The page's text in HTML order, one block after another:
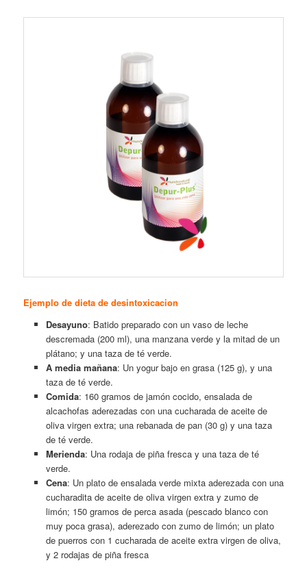
Ejemplo de dieta de desintoxicacion
Desayuno: Batido preparado con un vaso de leche
descremada (200 ml), una manzana verde y la mitad de un
plátano; y una taza de té verde.
A media mañana: Un yogur bajo en grasa (125 g), y una
taza de té verde.
Comida: 160 gramos de jamón cocido, ensalada de
alcachofas aderezadas con una cucharada de aceite de
oliva virgen extra; una rebanada de pan (30 g) y una taza
de té verde.
Merienda: Una rodaja de piña fresca y una taza de té
verde.
Cena: Un plato de ensalada verde mixta aderezada con una
cucharadita de aceite de oliva virgen extra y zumo de
limón; 150 gramos de perca asada (pescado blanco con
muy poca grasa), aderezado con zumo de limón; un plato
de puerros con 1 cucharada de aceite extra virgen de oliva,
y 2 rodajas de piña fresca